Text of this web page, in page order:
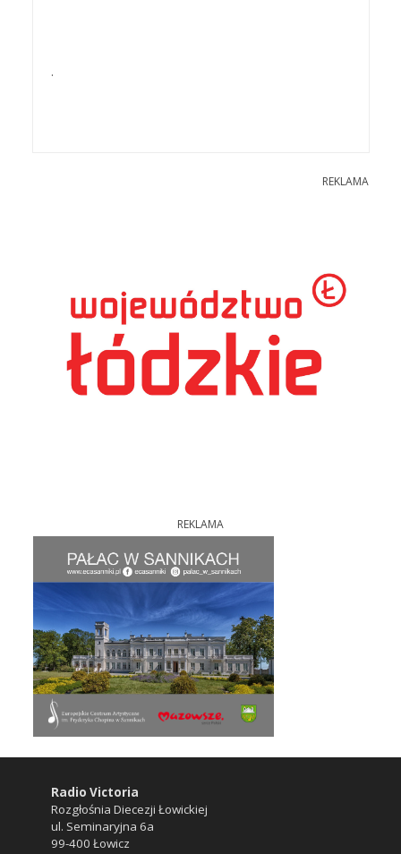
.
REKLAMA
REKLAMA
Radio Victoria
Rozgłośnia Diecezji Łowickiej
ul. Seminaryjna 6a
99-400 Łowicz